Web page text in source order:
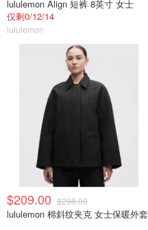
lululemon Align 短裤 8英寸 女士
仅剩0/12/14
lululemon
$209.00 $298.00
lululemon 棉斜纹夹克 女士保暖外套